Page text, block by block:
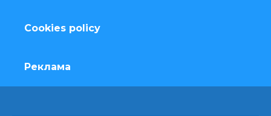
Cookies policy
Реклама